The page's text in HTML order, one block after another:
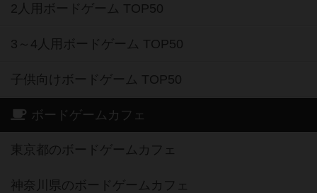
2人用ボードゲーム TOP50
3～4人用ボードゲーム TOP50
子供向けボードゲーム TOP50
ボードゲームカフェ
東京都のボードゲームカフェ
神奈川県のボードゲームカフェ